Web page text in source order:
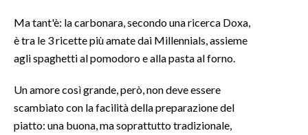
SARDEGNA TURISMO
NOTIZIE
EVENTI
Ma tant'è: la carbonara, secondo una ricerca Doxa,
è tra le 3 ricette più amate dai Millennials, assieme
agli spaghetti al pomodoro e alla pasta al forno.
Un amore così grande, però, non deve essere
scambiato con la facilità della preparazione del
piatto: una buona, ma soprattutto tradizionale,